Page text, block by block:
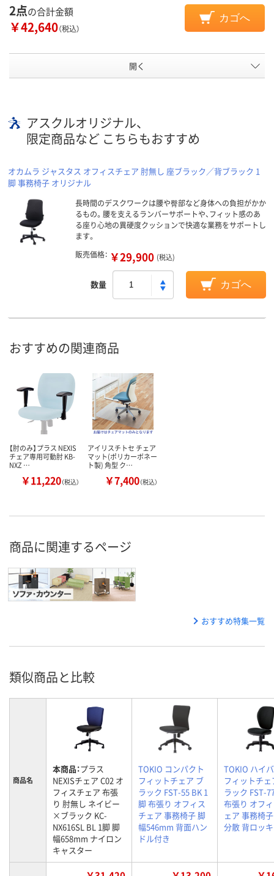
2点の合計金額
￥42,640（税込）
カゴへ
開く
アスクルオリジナル、
限定商品など こちらもおすすめ
オカムラ ジャスタス オフィスチェア 肘無し 座ブラック／背ブラック 1
脚 事務椅子 オリジナル
長時間のデスクワークは腰や臀部など身体への負担がかか
るもの。腰を支えるランバーサポートや、フィット感のあ
る座り心地の異硬度クッションで快適な業務をサポートし
ます。
販売価格： ￥29,900 (税込)
数量 カゴへ
おすすめの関連商品
【肘のみ】プラス NEXIS
チェア専用可動肘 KB-
NXZ …
￥11,220（税込）
アイリスチトセ チェア
マット(ポリカーボネー
ト製) 角型 ク…
￥7,400（税込）
商品に関連するページ
おすすめ特集一覧
類似商品と比較
商品名
本商品：プラス
NEXISチェア C02 オ
フィスチェア 布張
り 肘無し ネイビー
×ブラック KC-
NX616SL BL 1脚 脚
幅658mm ナイロン
キャスター
TOKIO コンパクト
フィットチェア ブ
ラック FST-55 BK 1
脚 布張り オフィス
チェア 事務椅子 脚
幅546mm 背面ハン
ドル付き
TOKIO ハイ
フィットチェ
ラック FST-
布張り オフ
ェア 事務椅
分散 背ロッ